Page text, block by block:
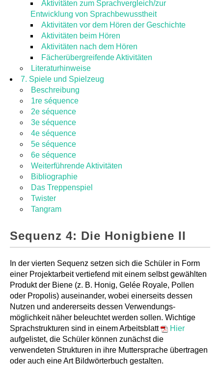
Aktivitäten zum Sprachvergleich/zur
Entwicklung von Sprachbewusstheit
Aktivitäten vor dem Hören der Geschichte
Aktivitäten beim Hören
Aktivitäten nach dem Hören
Fächerübergreifende Aktivitäten
Literaturhinweise
7. Spiele und Spielzeug
Beschreibung
1re séquence
2e séquence
3e séquence
4e séquence
5e séquence
6e séquence
Weiterführende Aktivitäten
Bibliographie
Das Treppenspiel
Twister
Tangram
Sequenz 4: Die Honigbiene II
In der vierten Sequenz setzen sich die Schüler in Form
einer Projektarbeit vertiefend mit einem selbst gewählten
Produkt der Biene (z. B. Honig, Gelée Royale, Pollen
oder Propolis) auseinander, wobei einerseits dessen
Nutzen und andererseits dessen Verwendungs-
möglichkeit näher beleuchtet werden sollen. Wichtige
Sprachstrukturen sind in einem Arbeitsblatt
Hier
aufgelistet, die Schüler können zunächst die
verwendeten Strukturen in ihre Muttersprache übertragen
oder auch eine Art Bildwörterbuch gestalten.